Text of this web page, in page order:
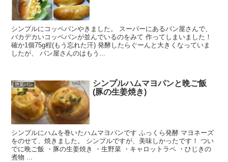
シンプルにコッペパンやきました。 スーパーにあるパン屋さんで、
バカデカいコッペパンが並んでいるのをみて 作ってしまいました！
確か1個75g程(もう忘れた汗) 発酵したらぐーんと大きくなっていま
したが、 パン屋さんのはもう...
惣菜パン
シンプルハムマヨパンと晩ご飯
(豚の生姜焼き)
シンプルにハムを巻いたハムマヨパンです ふっくら発酵 マヨネーズ
をのせて、焼きました。 シンプルですが、美味しかったです！ つい
でに晩ご飯 ・豚の生姜焼き ・生野菜 ・キャロットラペ ・ひじきの
煮物 ...